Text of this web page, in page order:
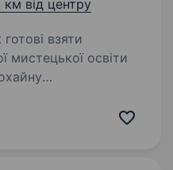
км від центру
взяти